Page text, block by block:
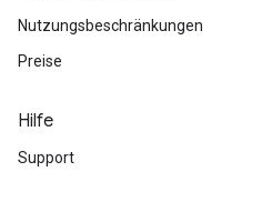
Nutzungsbeschränkungen
Preise
Hilfe
Support